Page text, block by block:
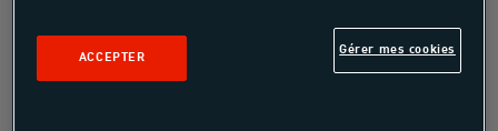
Gérer mes cookies
ACCEPTER